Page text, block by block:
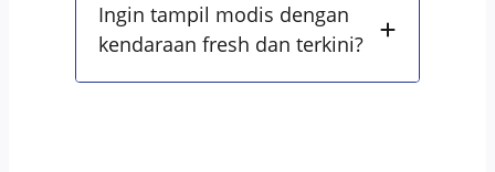
Ingin tampil modis dengan
kendaraan fresh dan terkini?